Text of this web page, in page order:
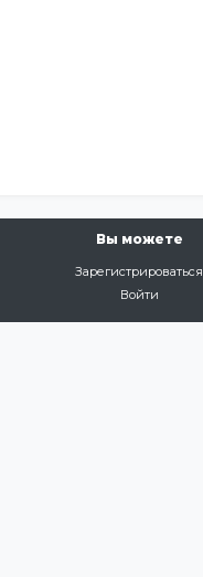
Вы можете
Зарегистрироваться
Войти